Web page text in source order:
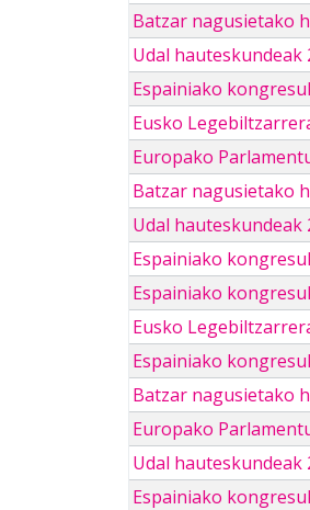
Batzar nagusietako
Udal hauteskundeak
Espainiako
Eusko
Europako
Batzar nagusietako
Udal hauteskundeak
Espainiako
Espainiako
Eusko
Espainiako
Batzar nagusietako
Europako
Udal hauteskundeak
Espainiako